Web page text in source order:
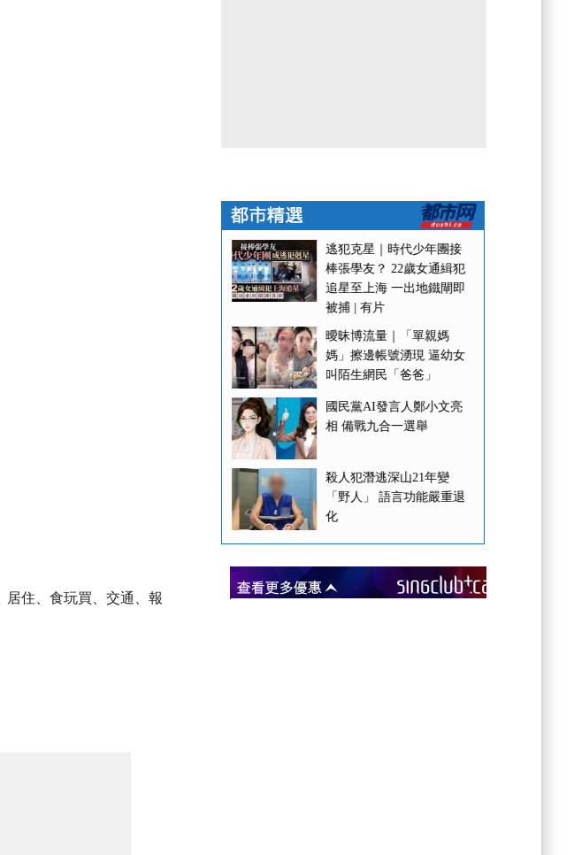
住、食玩買、交通、報